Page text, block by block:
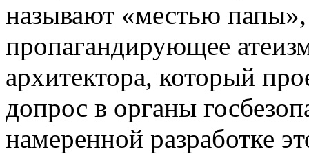
называют «местью папы»,
пропагандирующее
архитектора, который
допрос в органы
намеренной разработке